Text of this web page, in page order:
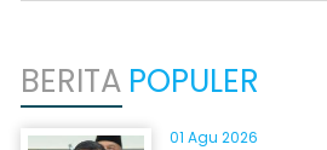
BERITA POPULER
01 Agu 2026